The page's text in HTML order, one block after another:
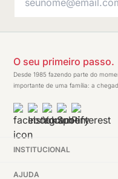
O seu primeiro passo.
Desde 1985 fazendo parte do
importante de uma família: a
INSTITUCIONAL
AJUDA